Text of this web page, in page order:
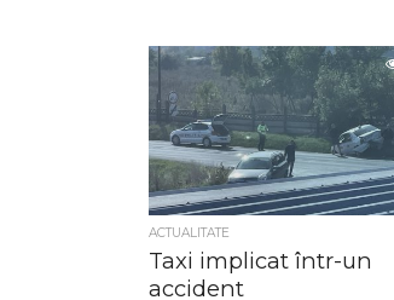
ACTUALITATE
Taxi implicat într-un
accident